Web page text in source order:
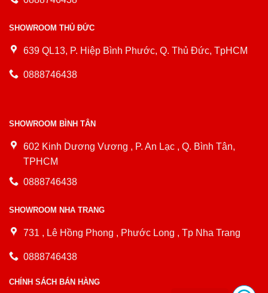
SHOWROOM THỦ ĐỨC
639 QL13, P. Hiệp Bình Phước, Q. Thủ Đức, TpHCM
0888746438
SHOWROOM BÌNH TÂN
602 Kinh Dương Vương , P. An Lạc , Q. Bình Tân,
TPHCM
0888746438
SHOWROOM NHA TRANG
731 , Lê Hồng Phong , Phước Long , Tp Nha Trang
0888746438
CHÍNH SÁCH BÁN HÀNG